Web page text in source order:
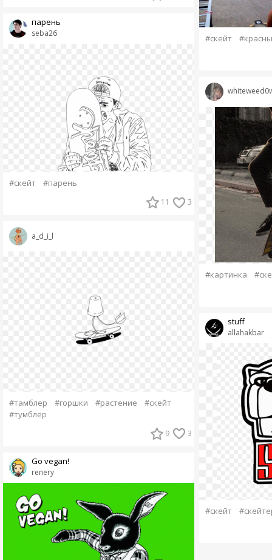
seba26
парень
#скейт #парень
11 3
a_d_i_l
#тамблер #горшки #растение
#скейт
#тумблер
9 3
renery
Go vegan!
#скейт
#картинка
allahakbar
stuff
#скейт